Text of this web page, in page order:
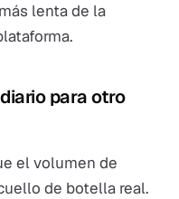
lenta de la
para otro
el volumen de
de botella real.